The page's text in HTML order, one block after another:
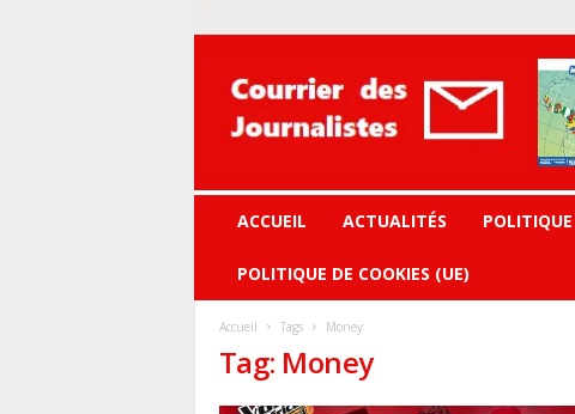
journalistes
ACCUEIL ACTUALITÉS POLITIQUE
POLITIQUE DE COOKIES (UE)
Accueil Tags Money
Tag: Money